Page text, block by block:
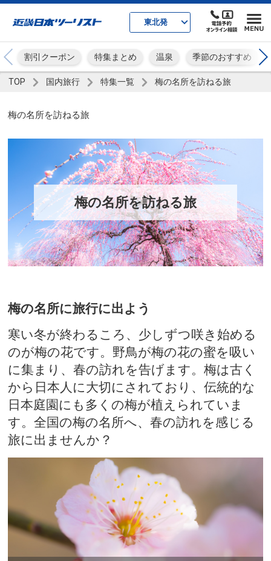
東北発
割引クーポン 特集まとめ 温泉 季節のおすすめ
TOP 国内旅行 特集一覧 梅の名所を訪ねる旅
梅の名所を訪ねる旅
梅の名所を訪ねる旅
梅の名所に旅行に出よう
寒い冬が終わるころ、少しずつ咲き始める
のが梅の花です。野鳥が梅の花の蜜を吸い
に集まり、春の訪れを告げます。梅は古く
から日本人に大切にされており、伝統的な
日本庭園にも多くの梅が植えられていま
す。全国の梅の名所へ、春の訪れを感じる
旅に出ませんか？